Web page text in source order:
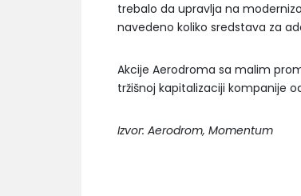
trebalo da upravlja na
navedeno koliko sredstava za
Akcije Aerodroma sa malim
tržišnoj kapitalizaciji kompanije
Izvor: Aerodrom, Momentum